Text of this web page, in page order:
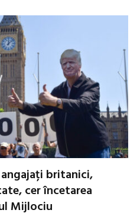
britanici,
cer încetarea
Mijlociu